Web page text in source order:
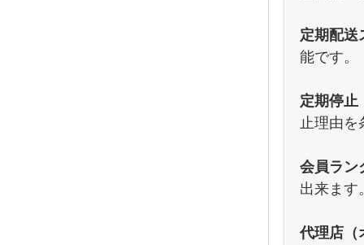
定期配送
能です。
定期停止
止理由
会員ラン
出来ます
代理店（